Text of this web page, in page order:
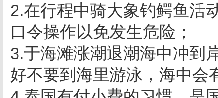
2.在行程中骑大象钓鳄鱼活
口令操作以免发生危险；
3.于海滩涨潮退潮海中冲到
好不要到海里游泳，海中会